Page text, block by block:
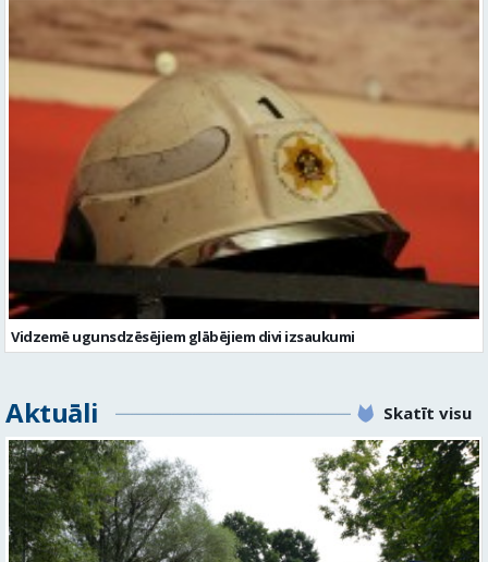
Vidzemē ugunsdzēsējiem glābējiem divi izsaukumi
Aktuāli Skatīt visu